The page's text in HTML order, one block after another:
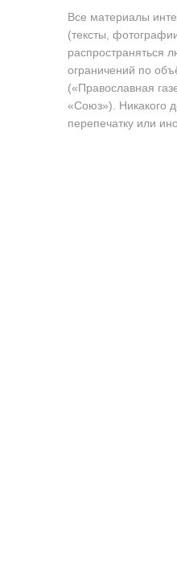
Все материалы
(тексты,
распространяться
ограничений по
(«Православная
«Союз»). Никакого
перепечатку или